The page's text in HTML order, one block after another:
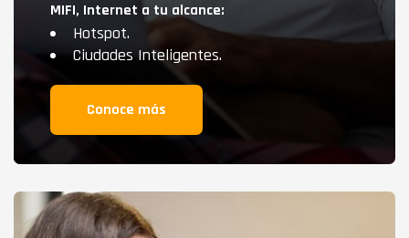
MIFI, Internet a tu alcance:
Hotspot.
Ciudades Inteligentes.
Conoce más